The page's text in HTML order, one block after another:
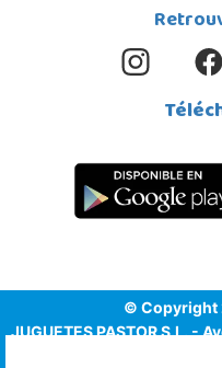
© Copyright
JUGUETES PASTOR S.L. -